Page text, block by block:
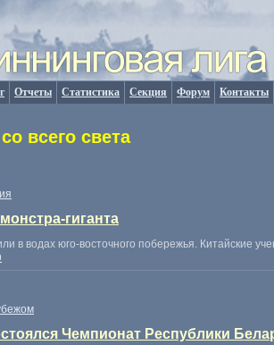
Отчеты Статистика Секция Форум Контакты
всего света
гиганта
в водах юго-восточного побережья. Китайские
Чемпионат Республики